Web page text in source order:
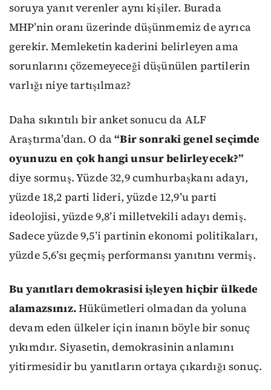
soruya yanıt verenler aynı kişiler. Burada
MHP’nin oranı üzerinde düşünmemiz de ayrıca
gerekir. Memleketin kaderini belirleyen ama
sorunlarını çözemeyeceği düşünülen partilerin
varlığı niye tartışılmaz?
Daha sıkıntılı bir anket sonucu da ALF
Araştırma’dan. O da“Bir sonraki genel seçimde
oyunuzu en çok hangi unsur belirleyecek?”
diye sormuş. Yüzde 32,9 cumhurbaşkanı adayı,
yüzde 18,2 parti lideri, yüzde 12,9’u parti
ideolojisi, yüzde 9,8’i milletvekili adayı demiş.
Sadece yüzde 9,5’i partinin ekonomi politikaları,
yüzde 5,6’sı geçmiş performansı yanıtını vermiş.
Bu yanıtları demokrasisi işleyen hiçbir ülkede
alamazsınız.Hükümetleri olmadan da yoluna
devam eden ülkeler için inanın böyle bir sonuç
yıkımdır. Siyasetin, demokrasinin anlamını
yitirmesidir bu yanıtların ortaya çıkardığı sonuç.